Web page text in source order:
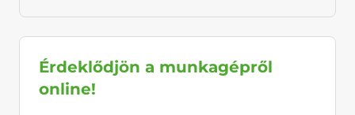
Érdeklődjön a munkagépről
online!